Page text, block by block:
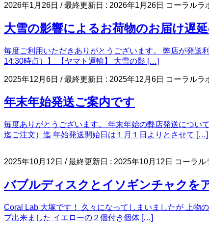
2026年1月26日 / 最終更新日 : 2026年1月26日 コーラルラ
大雪の影響によるお荷物のお届け遅
毎度ご利用いただきありがとうございます。 弊店が発送
14:30時点）】 【ヤマト運輸】 大雪の影 […]
2025年12月6日 / 最終更新日 : 2025年12月6日 コーラルラ
年末年始発送ご案内です
毎度ありがとうございます。 年末年始の弊店発送につい
迄ご注文）迄 年始発送開始日は１月１日よりとさせて […]
2025年10月12日 / 最終更新日 : 2025年10月12日 コーラル
バブルディスクとイソギンチャクを
Coral Lab 大塚です！ 久々になってしまいましたが 上物
プ出来ました イエローの２個付き個体 […]